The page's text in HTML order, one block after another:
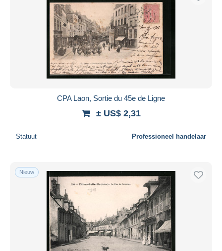
CPA Laon, Sortie du 45e de Ligne
± US$ 2,31
Statuut Professioneel handelaar
Nieuw